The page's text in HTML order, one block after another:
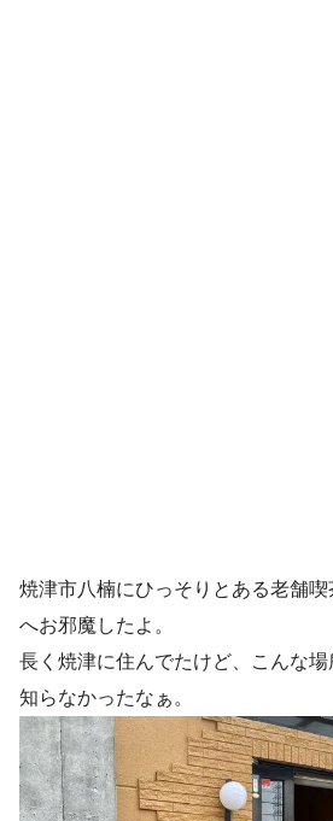
焼津市八楠にひっそりとある老舗喫
へお邪魔したよ。
長く焼津に住んでたけど、こんな
知らなかったなぁ。